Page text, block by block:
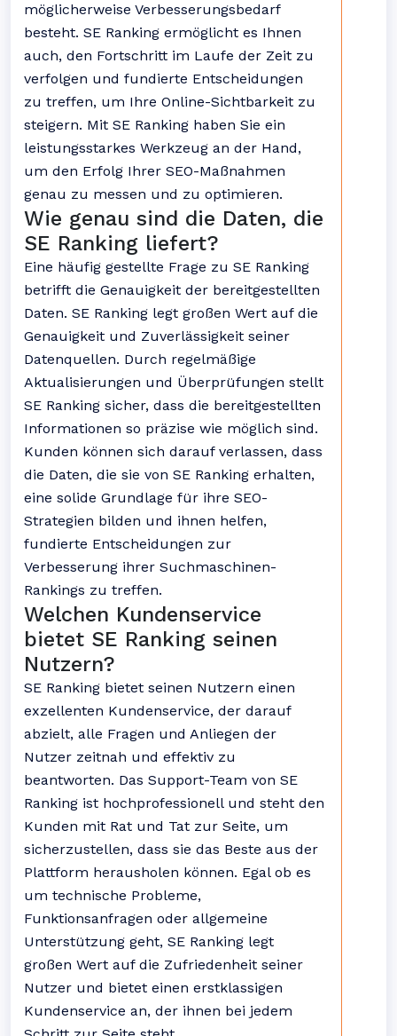
möglicherweise Verbesserungsbedarf
besteht. SE Ranking ermöglicht es Ihnen
auch, den Fortschritt im Laufe der Zeit zu
verfolgen und fundierte Entscheidungen
zu treffen, um Ihre Online-Sichtbarkeit zu
steigern. Mit SE Ranking haben Sie ein
leistungsstarkes Werkzeug an der Hand,
um den Erfolg Ihrer SEO-Maßnahmen
genau zu messen und zu optimieren.
Wie genau sind die Daten, die
SE Ranking liefert?
Eine häufig gestellte Frage zu SE Ranking
betrifft die Genauigkeit der bereitgestellten
Daten. SE Ranking legt großen Wert auf die
Genauigkeit und Zuverlässigkeit seiner
Datenquellen. Durch regelmäßige
Aktualisierungen und Überprüfungen stellt
SE Ranking sicher, dass die bereitgestellten
Informationen so präzise wie möglich sind.
Kunden können sich darauf verlassen, dass
die Daten, die sie von SE Ranking erhalten,
eine solide Grundlage für ihre SEO-
Strategien bilden und ihnen helfen,
fundierte Entscheidungen zur
Verbesserung ihrer Suchmaschinen-
Rankings zu treffen.
Welchen Kundenservice
bietet SE Ranking seinen
Nutzern?
SE Ranking bietet seinen Nutzern einen
exzellenten Kundenservice, der darauf
abzielt, alle Fragen und Anliegen der
Nutzer zeitnah und effektiv zu
beantworten. Das Support-Team von SE
Ranking ist hochprofessionell und steht den
Kunden mit Rat und Tat zur Seite, um
sicherzustellen, dass sie das Beste aus der
Plattform herausholen können. Egal ob es
um technische Probleme,
Funktionsanfragen oder allgemeine
Unterstützung geht, SE Ranking legt
großen Wert auf die Zufriedenheit seiner
Nutzer und bietet einen erstklassigen
Kundenservice an, der ihnen bei jedem